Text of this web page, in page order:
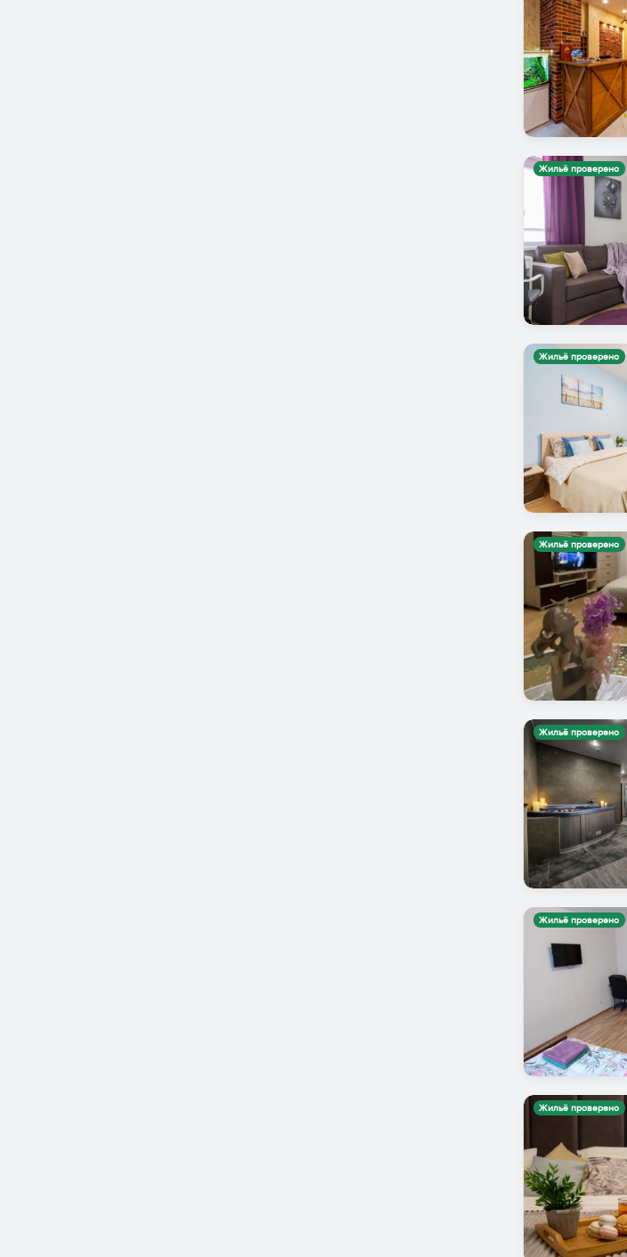
Жильё проверено
Жильё проверено
Жильё проверено
Жильё проверено
Жильё проверено
Жильё проверено